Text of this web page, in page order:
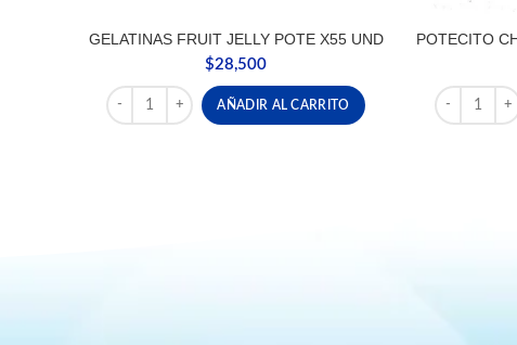
GELATINAS FRUIT JELLY POTE X55 UND
$28,500
GELATINAS FRUIT JELLY POTE X55 UND cantidad
AÑADIR AL CARRITO
POTECITO
POTECITO